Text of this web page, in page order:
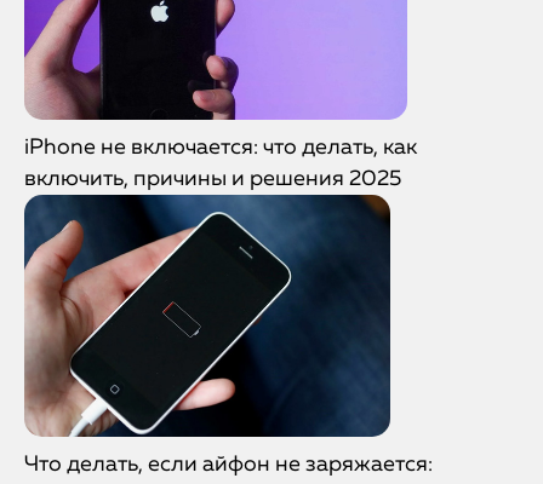
iPhone не включается: что делать, как
включить, причины и решения 2025
Что делать, если айфон не заряжается: